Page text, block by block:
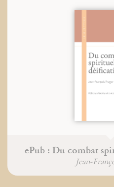
ePub : Du combat
Jean-